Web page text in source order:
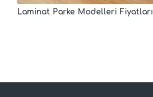
Laminat Parke Modelleri Fiyatları